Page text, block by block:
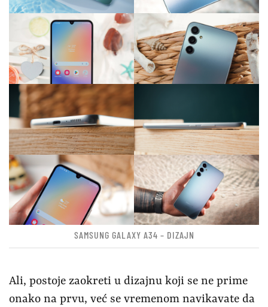
SAMSUNG GALAXY A34 – DIZAJN
Ali, postoje zaokreti u dizajnu koji se ne prime
onako na prvu, već se vremenom navikavate da